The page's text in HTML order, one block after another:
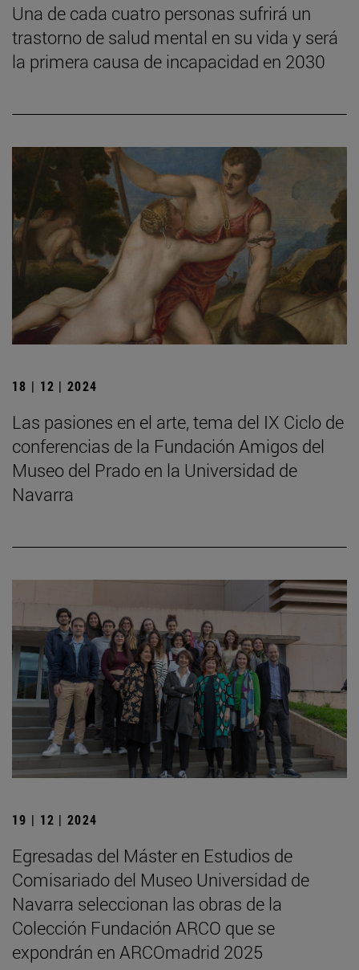
Una de cada cuatro personas sufrirá un
trastorno de salud mental en su vida y será
la primera causa de incapacidad en 2030
18 | 12 | 2024
Las pasiones en el arte, tema del IX Ciclo de
conferencias de la Fundación Amigos del
Museo del Prado en la Universidad de
Navarra
19 | 12 | 2024
Egresadas del Máster en Estudios de
Comisariado del Museo Universidad de
Navarra seleccionan las obras de la
Colección Fundación ARCO que se
expondrán en ARCOmadrid 2025